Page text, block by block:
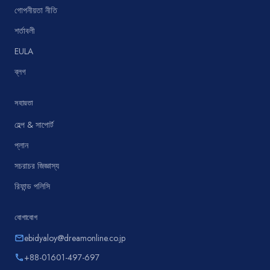
গোপনীয়তা নীতি
শর্তাবলী
EULA
ব্লগ
সহায়তা
হেল্প & সাপোর্ট
প্লান
সচরাচর জিজ্ঞাস্য
রিফান্ড পলিসি
যোগাযোগ
emailebidyaloy@dreamonline.co.jp
phone+88-01601-497-697